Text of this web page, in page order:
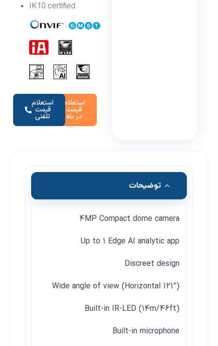
IK10 certified
استعلام
قیمت
در بله
استعلام
قیمت
تلفنی
توضیحات
4MP Compact dome camera
Up to 1 Edge AI analytic app
Discreet design
Wide angle of view (Horizontal 121°)
Built-in IR-LED (14m/46ft)
Built-in microphone